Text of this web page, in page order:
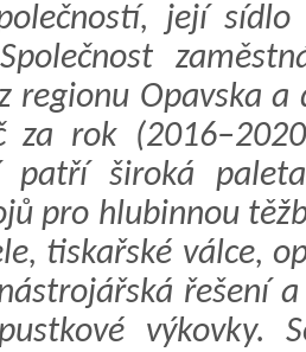
její
regionu Opavska
za rok
patří široká
pro hlubinnou
tiskařské válce,
řešení
výkovky.